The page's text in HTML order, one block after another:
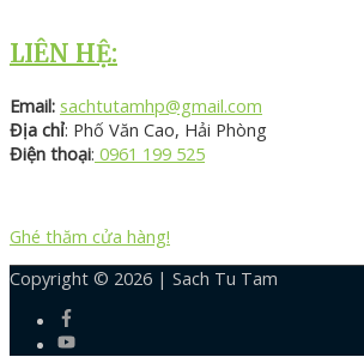
LIÊN HỆ:
Email: sachtutamhp@gmail.com
Địa chỉ: Phố Văn Cao, Hải Phòng
Điện thoại: 0961 199 525
Ghé thăm cửa hàng!
Copyright © 2026 | Sach Tu Tam